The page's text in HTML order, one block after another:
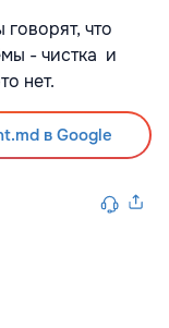
что
- чистка и
нет.
в Google